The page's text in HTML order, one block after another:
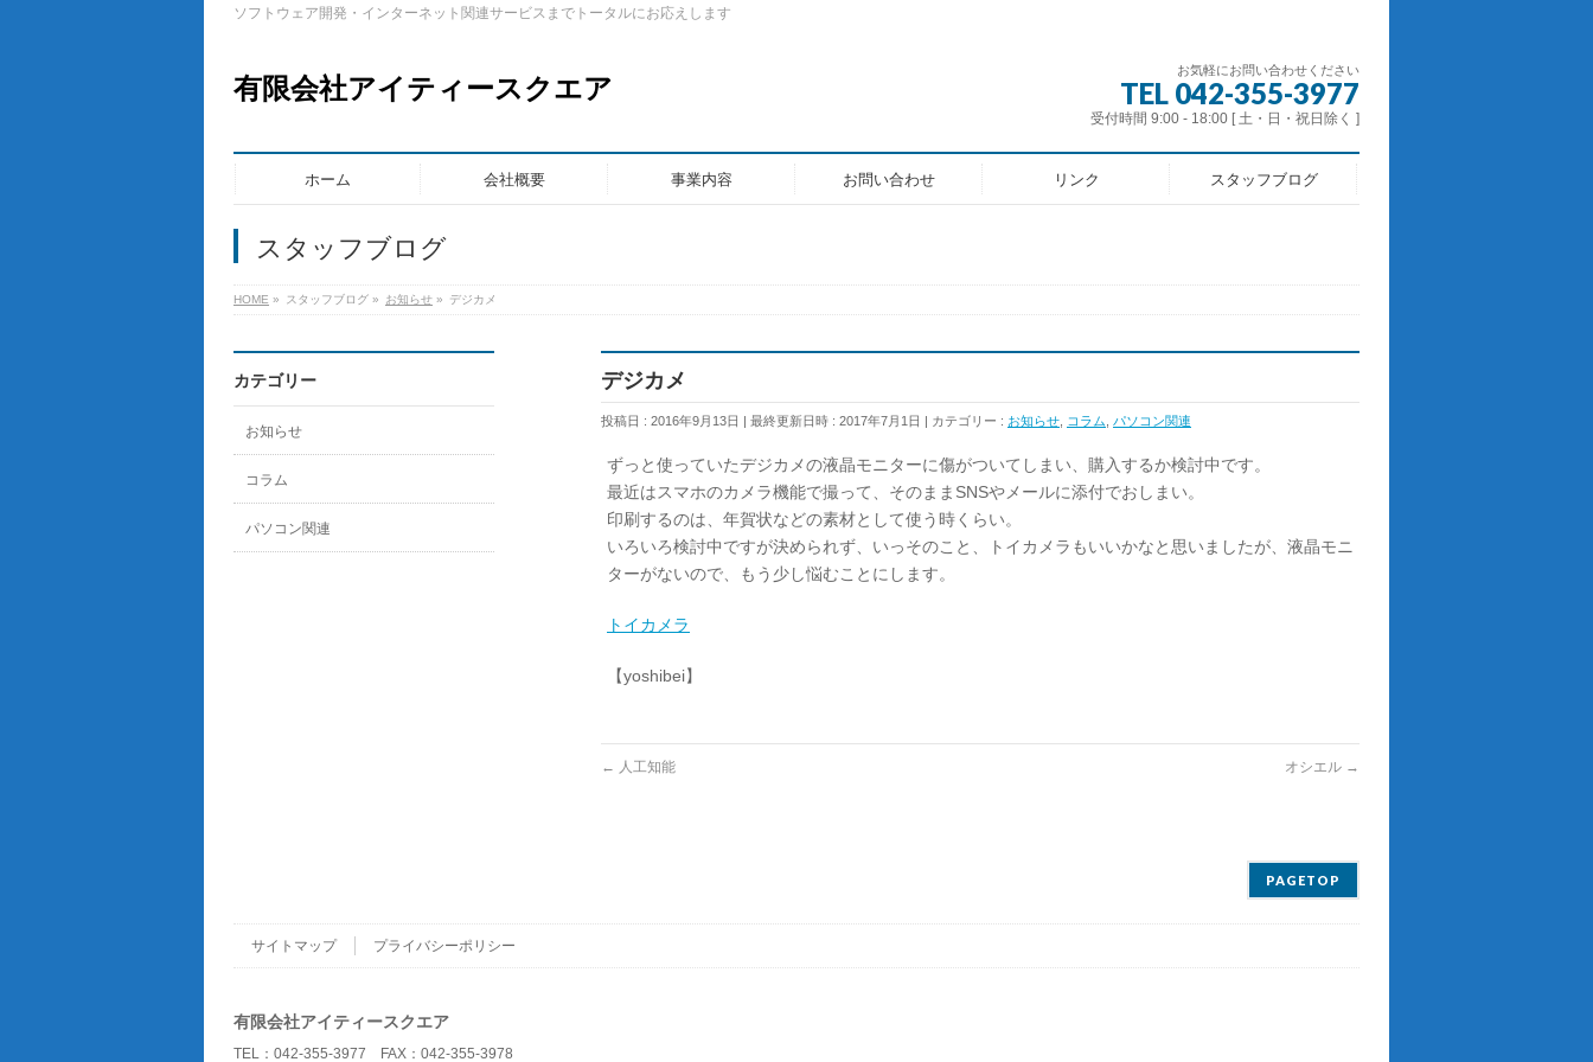
ソフトウェア開発・インターネット関連サービスまでトータルにお応えします
有限会社アイティースクエア
お気軽にお問い合わせください
TEL 042-355-3977
受付時間 9:00 - 18:00 [ 土・日・祝日除く ]
ホーム 会社概要 事業内容 お問い合わせ リンク スタッフブログ
スタッフブログ
HOME » スタッフブログ » お知らせ » デジカメ
デジカメ
投稿日 : 2016年9月13日 最終更新日時 : 2017年7月1日 カテゴリー : お知らせ コラム パソコン関連
ずっと使っていたデジカメの液晶モニターに傷がついてしまい、購入するか検討中です。
最近はスマホのカメラ機能で撮って、そのままSNSやメールに添付でおしまい。
印刷するのは、年賀状などの素材として使う時くらい。
いろいろ検討中ですが決められず、いっそのこと、トイカメラもいいかなと思いましたが、液晶モニ
ターがないので、もう少し悩むことにします。
トイカメラ
【yoshibei】
← 人工知能 オシエル →
カテゴリー
お知らせ
コラム
パソコン関連
PAGETOP
サイトマップ プライバシーポリシー
有限会社アイティースクエア
TEL：042-355-3977 FAX：042-355-3978